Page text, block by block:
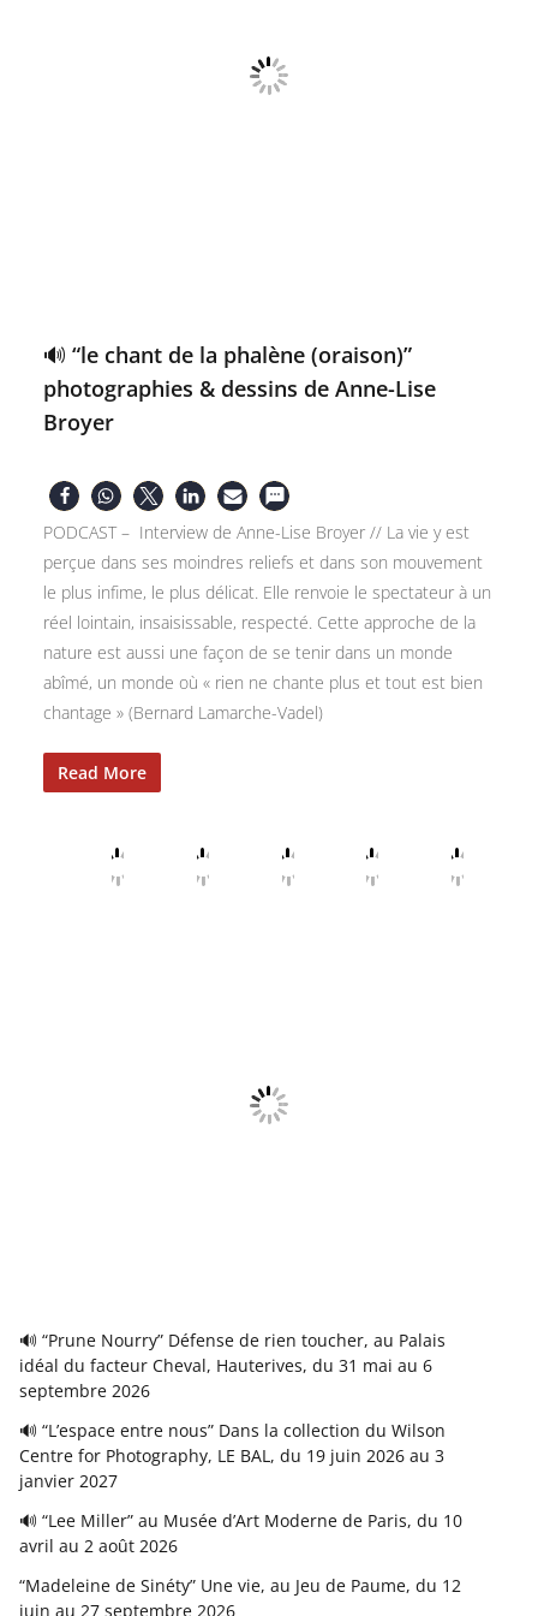
🔊 “le chant de la phalène (oraison)”
photographies & dessins de Anne-Lise
Broyer
PODCAST – Interview de Anne-Lise Broyer // La vie y est
perçue dans ses moindres reliefs et dans son mouvement
le plus infime, le plus délicat. Elle renvoie le spectateur à un
réel lointain, insaisissable, respecté. Cette approche de la
nature est aussi une façon de se tenir dans un monde
abîmé, un monde où « rien ne chante plus et tout est bien
chantage » (Bernard Lamarche-Vadel)
Read More
🔊 “Prune Nourry” Défense de rien toucher, au Palais
idéal du facteur Cheval, Hauterives, du 31 mai au 6
septembre 2026
🔊 “L’espace entre nous” Dans la collection du Wilson
Centre for Photography, LE BAL, du 19 juin 2026 au 3
janvier 2027
🔊 “Lee Miller” au Musée d’Art Moderne de Paris, du 10
avril au 2 août 2026
“Madeleine de Sinéty” Une vie, au Jeu de Paume, du 12
juin au 27 septembre 2026